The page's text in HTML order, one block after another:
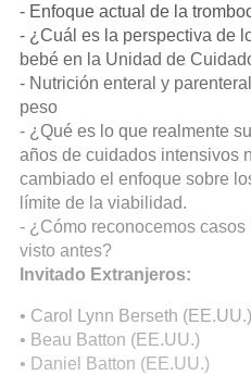
- Enfoque actual de la
- ¿Cuál es la perspectiva de
bebé en la Unidad de
- Nutrición enteral y
peso
- ¿Qué es lo que realmente
años de cuidados intensivos
cambiado el enfoque sobre
límite de la viabilidad.
- ¿Cómo reconocemos
visto antes?
Invitado Extranjeros:
• Carol Lynn Berseth (EE.UU.)
• Beau Batton (EE.UU.)
• Daniel Batton (EE.UU.)